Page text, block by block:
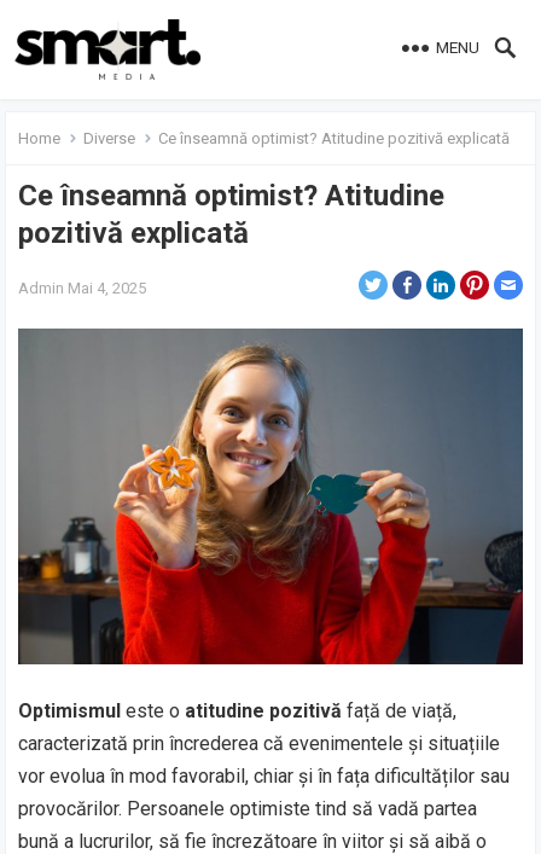
MENU
Home Diverse Ce înseamnă optimist? Atitudine pozitivă explicată
Ce înseamnă optimist? Atitudine
pozitivă explicată
Admin Mai 4, 2025
Optimismul este o atitudine pozitivă față de viață,
caracterizată prin încrederea că evenimentele și situațiile
vor evolua în mod favorabil, chiar și în fața dificultăților sau
provocărilor. Persoanele optimiste tind să vadă partea
bună a lucrurilor, să fie încrezătoare în viitor și să aibă o